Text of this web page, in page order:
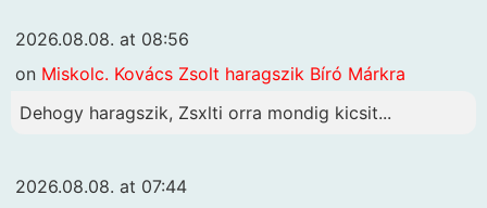
2026.08.08. at 08:56
on Miskolc. Kovács Zsolt haragszik Bíró Márkra
Dehogy haragszik, Zsxlti orra mondig kicsit...
2026.08.08. at 07:44